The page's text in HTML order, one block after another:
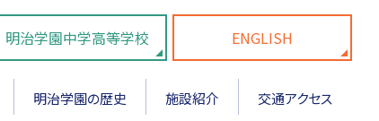
明治学園中学高等学校 ENGLISH
明治学園の歴史 施設紹介 交通アクセス